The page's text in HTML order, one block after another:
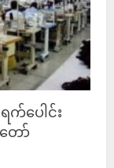
က်ပေါင်း
ော်